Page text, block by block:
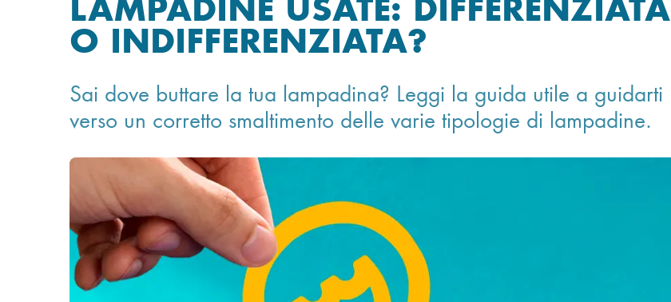
O INDIFFERENZIATA?
Sai dove buttare la tua lampadina? Leggi la guida utile a guidarti
verso un corretto smaltimento delle varie tipologie di lampadine.